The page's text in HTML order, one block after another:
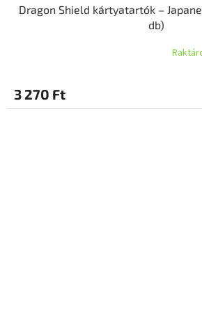
Dragon Shield kártyatartók –
db)
3 270 Ft